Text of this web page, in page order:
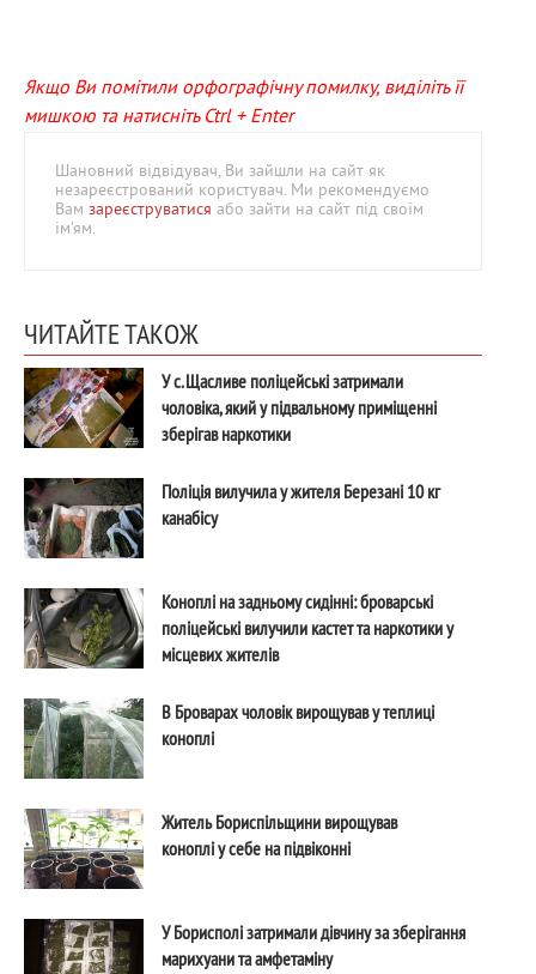
Якщо Ви помітили орфографічну помилку, виділіть її
мишкою та натисніть Ctrl + Enter
Шановний відвідувач, Ви зайшли на сайт як
незареєстрований користувач. Ми рекомендуємо
Вам зареєструватися або зайти на сайт під своїм
ім'ям.
ЧИТАЙТЕ ТАКОЖ
У с. Щасливе поліцейські затримали
чоловіка, який у підвальному приміщенні
зберігав наркотики
Поліція вилучила у жителя Березані 10 кг
канабісу
Коноплі на задньому сидінні: броварські
поліцейські вилучили кастет та наркотики у
місцевих жителів
В Броварах чоловік вирощував у теплиці
коноплі
Житель Бориспільщини вирощував
коноплі у себе на підвіконні
У Борисполі затримали дівчину за зберігання
марихуани та амфетаміну